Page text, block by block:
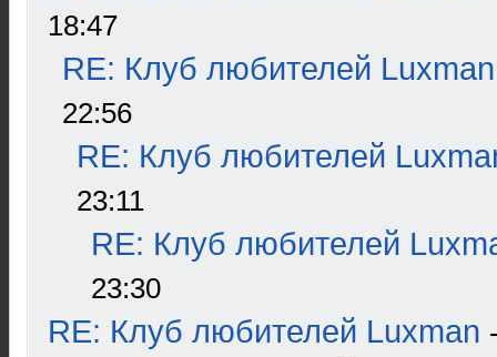
18:47
RE: Клуб любителей Luxman
22:56
RE: Клуб любителей
23:11
RE: Клуб любителей
23:30
RE: Клуб любителей Luxman